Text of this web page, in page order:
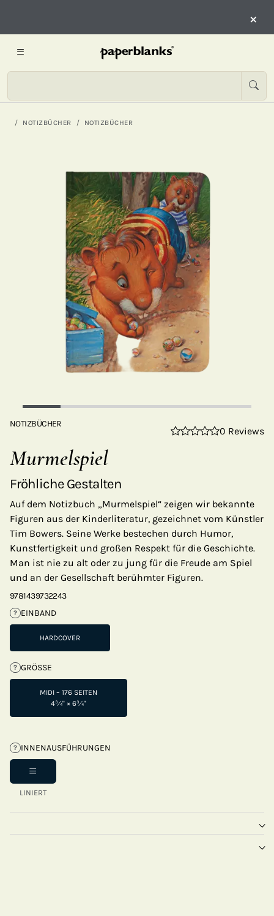
×
NOTIZBÜCHER NOTIZBÜCHER
NOTIZBÜCHER
0 Reviews
Murmelspiel
Fröhliche Gestalten
Auf dem Notizbuch „Murmelspiel“ zeigen wir bekannte
Figuren aus der Kinderliteratur, gezeichnet vom Künstler
Tim Bowers. Seine Werke bestechen durch Humor,
Kunstfertigkeit und großen Respekt für die Geschichte.
Man ist nie zu alt oder zu jung für die Freude am Spiel
und an der Gesellschaft berühmter Figuren.
9781439732243
? EINBAND
HARDCOVER
? GRÖSSE
MIDI – 176 SEITEN
4¾" × 6¾"
? INNENAUSFÜHRUNGEN
LINIERT